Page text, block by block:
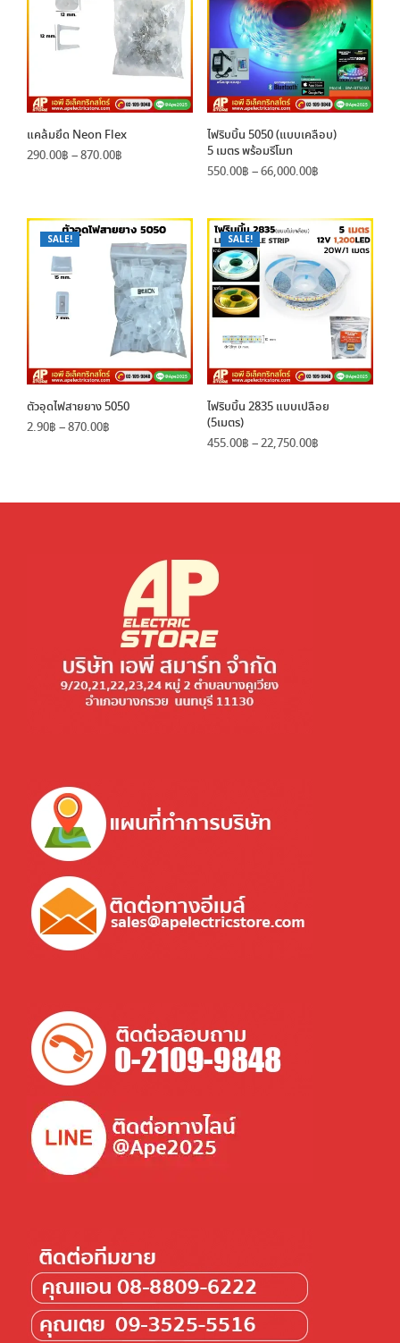
แคล้มยึด Neon Flex
290.00฿ –870.00฿
870.00฿
ไฟริบบิ้น 5050 (แบบเคลือบ)
5 เมตร พร้อมรีโมท
550.00฿ –66,000.00฿Price
through
66,000.00฿
SALE!
ตัวอุดไฟสายยาง 5050
2.90฿ –870.00฿
SALE!
ไฟริบบิ้น 2835 แบบเปลือย
(5เมตร)
455.00฿ –22,750.00฿Price